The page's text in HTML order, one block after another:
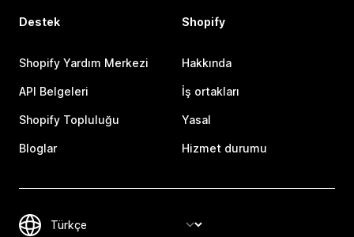
Destek
Shopify Yardım Merkezi
API Belgeleri
Shopify Topluluğu
Bloglar
Shopify
Hakkında
İş ortakları
Yasal
Hizmet durumu